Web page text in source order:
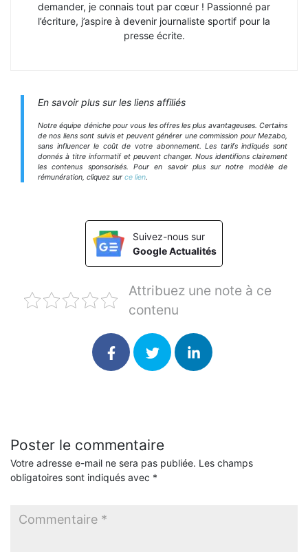
demander, je connais tout par cœur ! Passionné par
l’écriture, j’aspire à devenir journaliste sportif pour la
presse écrite.
En savoir plus sur les liens affiliés
Notre équipe déniche pour vous les offres les plus avantageuses. Certains
de nos liens sont suivis et peuvent générer une commission pour Mezabo,
sans influencer le coût de votre abonnement. Les tarifs indiqués sont
donnés à titre informatif et peuvent changer. Nous identifions clairement
les contenus sponsorisés. Pour en savoir plus sur notre modèle de
rémunération, cliquez sur ce lien.
Suivez-nous sur
Google Actualités
Attribuez une note à ce
contenu
Poster le commentaire
Votre adresse e-mail ne sera pas publiée. Les champs
obligatoires sont indiqués avec *